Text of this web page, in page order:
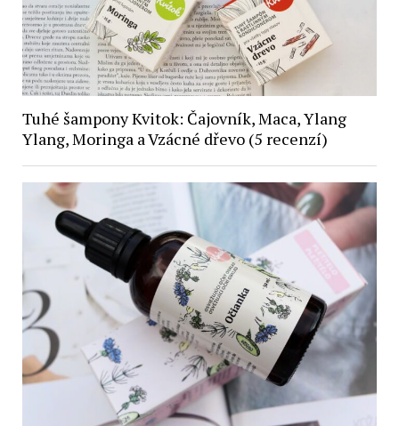
Tuhé šampony Kvitok: Čajovník, Maca, Ylang
Ylang, Moringa a Vzácné dřevo (5 recenzí)